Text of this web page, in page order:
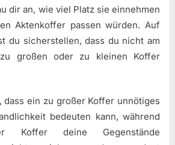
dir an, wie viel Platz sie einnehmen
Aktenkoffer passen würden. Auf
du sicherstellen, dass du nicht am
großen oder zu kleinen Koffer
dass ein zu großer Koffer unnötiges
bedeuten kann, während
deine Gegenstände